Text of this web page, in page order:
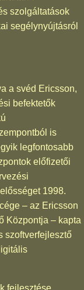
szolgáltatások
segélynyújtásról
a svéd Ericsson,
befektetők
is
legfontosabb
előfizetői
1998.
– az Ericsson
Központja – kapta
szoftverfejlesztő
fejlesztése